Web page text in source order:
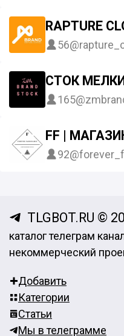
RAPTURE
56
СТОК
165
FF |
92
TLGBOT.RU ©
каталог телеграм
некоммерческий
Добавить
Категории
Статьи
Мы в телеграмме